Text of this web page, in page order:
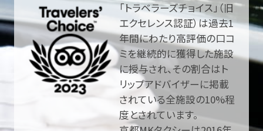
「トラベラーズチョイス」（旧
エクセレンス認証）は過去1
年間にわたり高評価の口コ
ミを継続的に獲得した施設
に授与され、その割合はト
リップアドバイザーに掲載
されている全施設の10%程
度とされています。